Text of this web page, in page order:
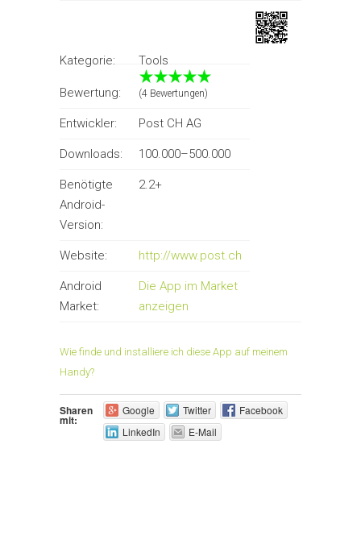
Kategorie: Tools
Bewertung: (4 Bewertungen)
Entwickler: Post CH AG
Downloads: 100.000–500.000
Benötigte
Android-
Version:
2.2+
Website: http://www.post.ch
Android
Market:
Die App im Market
anzeigen
Wie finde und installiere ich diese App auf meinem
Handy?
Sharen
mit:
Google Twitter
Facebook
LinkedIn
E-Mail